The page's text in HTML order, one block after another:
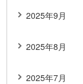
2025年9月
2025年8月
2025年7月